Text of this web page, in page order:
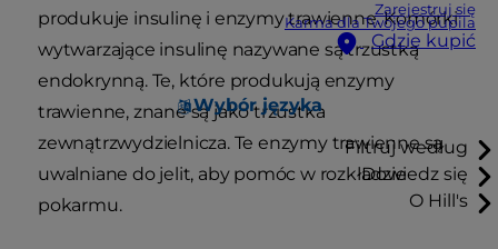
Zarejestruj się
Karma dla Twojego pupila
Gdzie kupić
Wybór języka
Filtruj według
Dowiedz się
O Hill's
produkuje insulinę i enzymy trawienne. Komórki
wytwarzające insulinę nazywane są trzustką
endokrynną. Te, które produkują enzymy
trawienne, znane są jako trzustka
zewnątrzwydzielnicza. Te enzymy trawienne są
uwalniane do jelit, aby pomóc w rozkładzie
pokarmu.